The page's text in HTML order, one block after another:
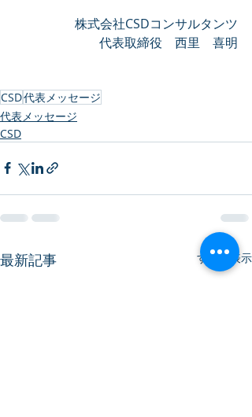
株式会社CSDコンサルタンツ
代表取締役　西里　喜明
CSD代表メッセージ
代表メッセージ
CSD
最新記事 すべて表示